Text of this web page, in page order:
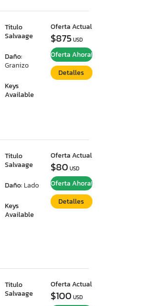
Titulo
Salvaage
Daño:
Granizo
Keys
Available
Oferta Actual
$875USD
Oferta Ahora!
Detalles
Titulo
Salvaage
Daño: Lado
Keys
Available
Oferta Actual
$80USD
Oferta Ahora!
Detalles
Titulo
Salvaage
Oferta Actual
$100USD